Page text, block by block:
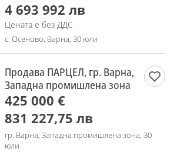
4 693 992 лв
Цената е без ДДС
с. Осеново, Варна, 30 юли
Продава ПАРЦЕЛ, гр. Варна,
Западна промишлена зона
425 000 €
831 227,75 лв
гр. Варна, Западна промишлена зона, 30
юли